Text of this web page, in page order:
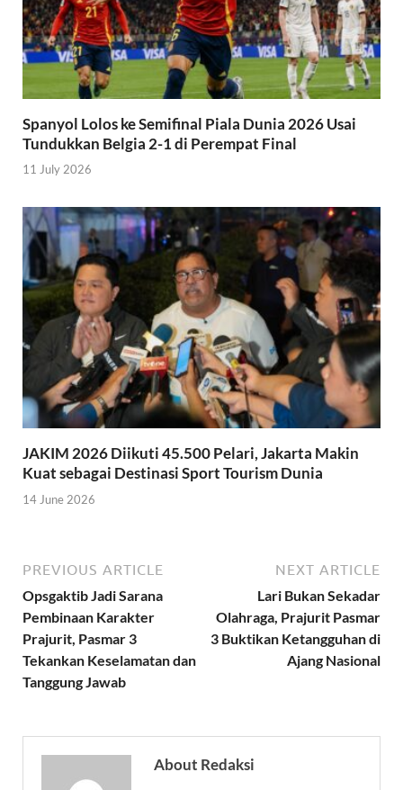
Spanyol Lolos ke Semifinal Piala Dunia 2026 Usai
Tundukkan Belgia 2-1 di Perempat Final
11 July 2026
JAKIM 2026 Diikuti 45.500 Pelari, Jakarta Makin
Kuat sebagai Destinasi Sport Tourism Dunia
14 June 2026
PREVIOUS ARTICLE
Opsgaktib Jadi Sarana
Pembinaan Karakter
Prajurit, Pasmar 3
Tekankan Keselamatan dan
Tanggung Jawab
NEXT ARTICLE
Lari Bukan Sekadar
Olahraga, Prajurit Pasmar
3 Buktikan Ketangguhan di
Ajang Nasional
About Redaksi